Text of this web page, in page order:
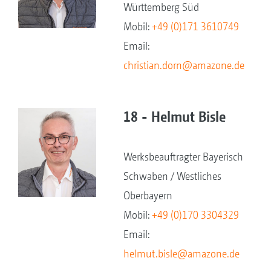
Württemberg Süd
Mobil:+49 (0)171 3610749
Email:
christian.dorn@amazone.de
18 - Helmut Bisle
Werksbeauftragter Bayerisch
Schwaben / Westliches
Oberbayern
Mobil:+49 (0)170 3304329
Email:
helmut.bisle@amazone.de